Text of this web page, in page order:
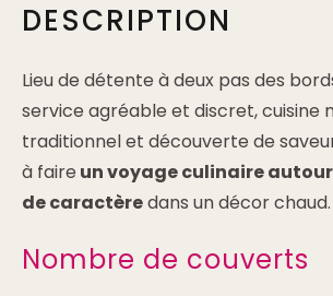
DESCRIPTION
Lieu de détente à deux pas des
service agréable et discret, cuisine
traditionnel et découverte de
à faire un voyage culinaire
de caractèredans un décor chaud.
Nombre de couverts